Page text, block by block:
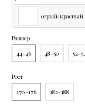
серый/красный
Размер
44-46
48-50 52-
Рост
170-176
182-188